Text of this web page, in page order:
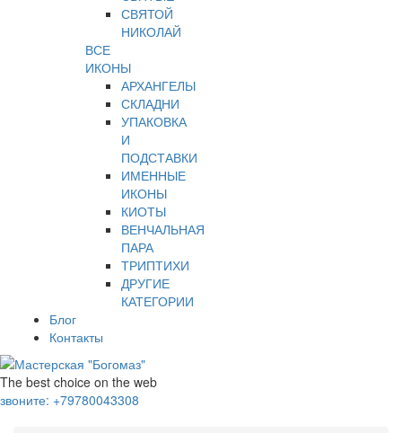
СВЯТОЙ
НИКОЛАЙ
ВСЕ
ИКОНЫ
АРХАНГЕЛЫ
СКЛАДНИ
УПАКОВКА
И
ПОДСТАВКИ
ИМЕННЫЕ
ИКОНЫ
КИОТЫ
ВЕНЧАЛЬНАЯ
ПАРА
ТРИПТИХИ
ДРУГИЕ
КАТЕГОРИИ
Блог
Контакты
The best choice on the web
звоните: +79780043308